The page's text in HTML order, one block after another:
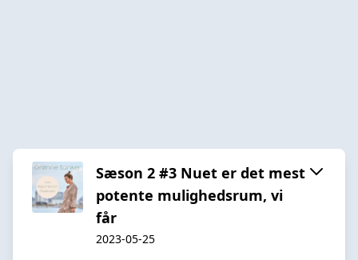
Sæson 2 #3 Nuet er det mest
potente mulighedsrum, vi
får
2023-05-25